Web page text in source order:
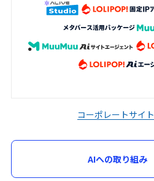
コーポレートサイト
AIへの取り組み